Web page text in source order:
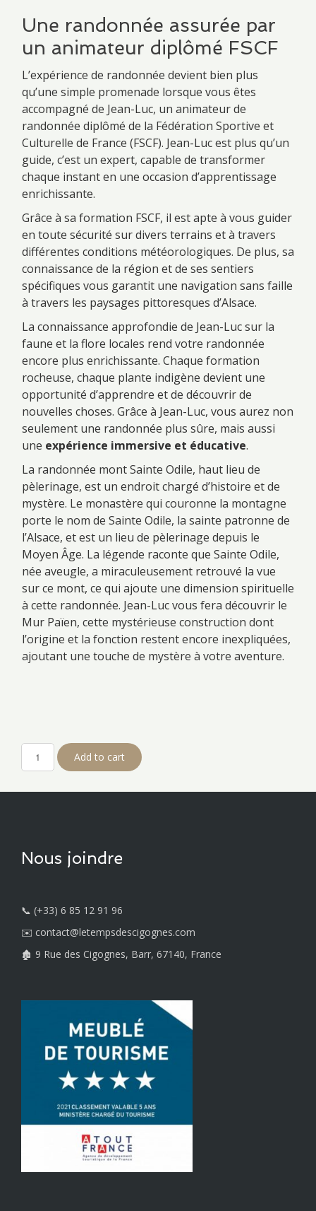
Une randonnée assurée par
un animateur diplômé FSCF
L’expérience de randonnée devient bien plus
qu’une simple promenade lorsque vous êtes
accompagné de Jean-Luc, un animateur de
randonnée diplômé de la Fédération Sportive et
Culturelle de France (FSCF). Jean-Luc est plus qu’un
guide, c’est un expert, capable de transformer
chaque instant en une occasion d’apprentissage
enrichissante.
Grâce à sa formation FSCF, il est apte à vous guider
en toute sécurité sur divers terrains et à travers
différentes conditions météorologiques. De plus, sa
connaissance de la région et de ses sentiers
spécifiques vous garantit une navigation sans faille
à travers les paysages pittoresques d’Alsace.
La connaissance approfondie de Jean-Luc sur la
faune et la flore locales rend votre randonnée
encore plus enrichissante. Chaque formation
rocheuse, chaque plante indigène devient une
opportunité d’apprendre et de découvrir de
nouvelles choses. Grâce à Jean-Luc, vous aurez non
seulement une randonnée plus sûre, mais aussi
une expérience immersive et éducative.
La randonnée mont Sainte Odile, haut lieu de
pèlerinage, est un endroit chargé d’histoire et de
mystère. Le monastère qui couronne la montagne
porte le nom de Sainte Odile, la sainte patronne de
l’Alsace, et est un lieu de pèlerinage depuis le
Moyen Âge. La légende raconte que Sainte Odile,
née aveugle, a miraculeusement retrouvé la vue
sur ce mont, ce qui ajoute une dimension spirituelle
à cette randonnée. Jean-Luc vous fera découvrir le
Mur Païen, cette mystérieuse construction dont
l’origine et la fonction restent encore inexpliquées,
ajoutant une touche de mystère à votre aventure.
Randonnée
Mont
sentier
des
quantity
Add to cart
Nous joindre
📞 (+33) 6 85 12 91 96
✉️ contact@letempsdescigognes.com
🏚️ 9 Rue des Cigognes, Barr, 67140, France